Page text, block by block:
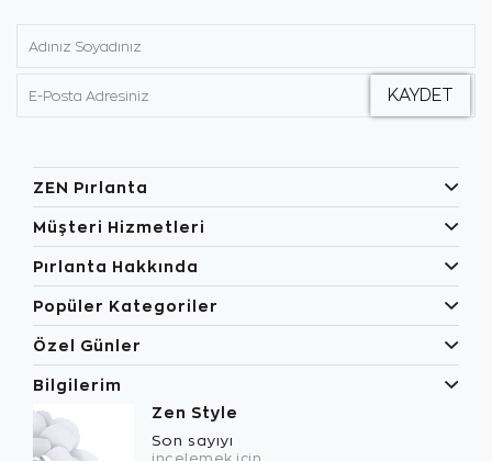
ZEN Pırlanta
Müşteri Hizmetleri
Pırlanta Hakkında
Popüler Kategoriler
Özel Günler
Bilgilerim
Zen Style
Son sayıyı